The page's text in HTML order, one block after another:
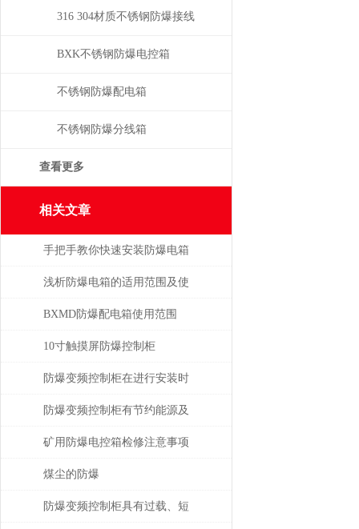
316 304材质不锈钢防爆接线
箱
BXK不锈钢防爆电控箱
不锈钢防爆配电箱
不锈钢防爆分线箱
查看更多
相关文章
手把手教你快速安装防爆电箱
浅析防爆电箱的适用范围及使
用方法
BXMD防爆配电箱使用范围
10寸触摸屏防爆控制柜
防爆变频控制柜在进行安装时
需格外注意以下几点
防爆变频控制柜有节约能源及
运行成本低等优势
矿用防爆电控箱检修注意事项
煤尘的防爆
防爆变频控制柜具有过载、短